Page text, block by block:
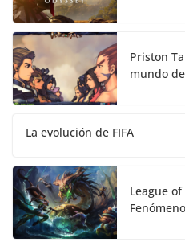
Priston
mundo
La evolución de FIFA
League